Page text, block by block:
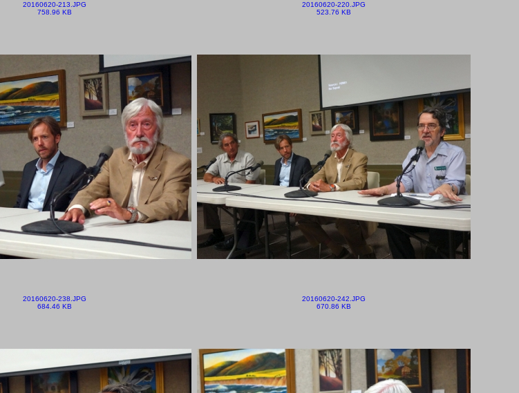
20160620-213.JPG
758.96 KB
20160620-220.JPG
523.76 KB
20160620-238.JPG
684.46 KB
20160620-242.JPG
670.86 KB